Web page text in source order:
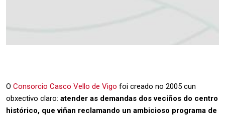
O Consorcio Casco Vello de Vigo foi creado no 2005 cun
obxectivo claro: atender as demandas dos veciños do centro
histórico, que viñan reclamando un ambicioso programa de